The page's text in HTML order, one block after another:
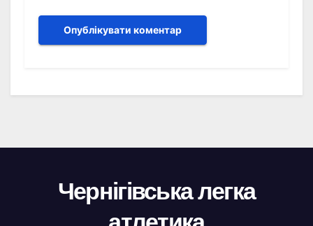
Чернігівська легка